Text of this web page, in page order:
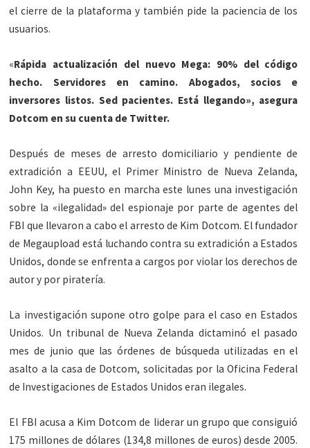
el cierre de la plataforma y también pide la paciencia de los
usuarios.
«Rápida actualización del nuevo Mega: 90% del código
hecho. Servidores en camino. Abogados, socios e
inversores listos. Sed pacientes. Está llegando», asegura
Dotcom en su cuenta de Twitter.
Después de meses de arresto domiciliario y pendiente de
extradición a EEUU, el Primer Ministro de Nueva Zelanda,
John Key, ha puesto en marcha este lunes una investigación
sobre la «ilegalidad» del espionaje por parte de agentes del
FBI que llevaron a cabo el arresto de Kim Dotcom. El fundador
de Megaupload está luchando contra su extradición a Estados
Unidos, donde se enfrenta a cargos por violar los derechos de
autor y por piratería.
La investigación supone otro golpe para el caso en Estados
Unidos. Un tribunal de Nueva Zelanda dictaminó el pasado
mes de junio que las órdenes de búsqueda utilizadas en el
asalto a la casa de Dotcom, solicitadas por la Oficina Federal
de Investigaciones de Estados Unidos eran ilegales.
El FBI acusa a Kim Dotcom de liderar un grupo que consiguió
175 millones de dólares (134,8 millones de euros) desde 2005.